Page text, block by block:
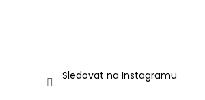
Sledovat na Instagramu